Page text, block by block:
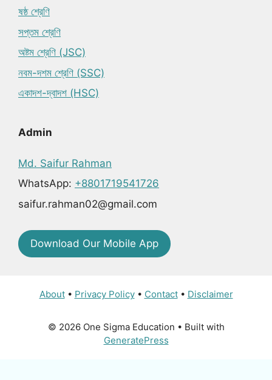
ষষ্ঠ শ্রেণি
সপ্তম শ্রেণি
অষ্টম শ্রেণি (JSC)
নবম-দশম শ্রেণি (SSC)
একাদশ-দ্বাদশ (HSC)
Admin
Md. Saifur Rahman
WhatsApp: +8801719541726
saifur.rahman02@gmail.com
Download Our Mobile App
About• Privacy Policy• Contact• Disclaimer
© 2026 One Sigma Education • Built with
GeneratePress